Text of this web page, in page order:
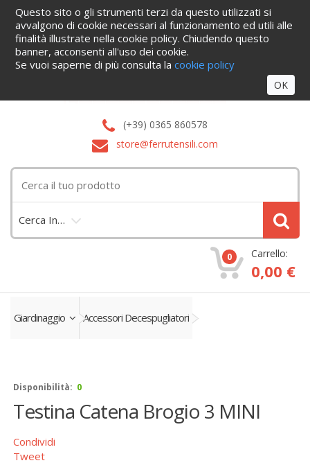
Home Informazioni Servizi Blog Azienda
Cataloghi
Contattaci
Accedi
(+39) 0365 860578
store@ferrutensili.com
Cerca In…
0 Carrello:
0,00 €
Giardinaggio Accessori Decespugliatori
Disponibilità: 0
Testina Catena Brogio 3 MINI
Condividi
Tweet
Questo sito o gli strumenti terzi da questo utilizzati si
avvalgono di cookie necessari al funzionamento ed utili alle
finalità illustrate nella cookie policy. Chiudendo questo
banner, acconsenti all'uso dei cookie.
Se vuoi saperne di più consulta lacookie policy
OK